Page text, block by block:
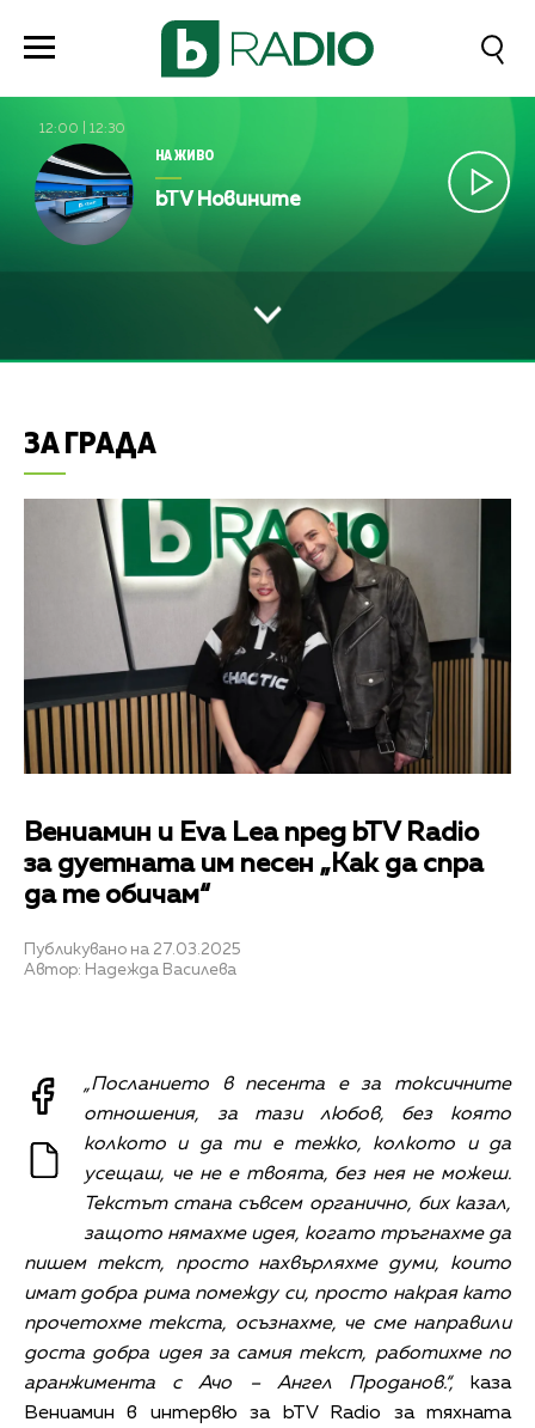
12:00 12:30
НА ЖИВО
bTV Новините
ЗА ГРАДА
Вениамин и Eva Lea пред bTV Radio
за дуетната им песен „Как да спра
да те обичам“
Публикувано на 27.03.2025
Автор: Надежда Василева
„Посланието в песента е за токсичните
отношения, за тази любов, без която
колкото и да ти е тежко, колкото и да
усещаш, че не е твоята, без нея не можеш.
Текстът стана съвсем органично, бих казал,
защото нямахме идея, когато тръгнахме да
пишем текст, просто нахвърляхме думи, които
имат добра рима помежду си, просто накрая като
прочетохме текста, осъзнахме, че сме направили
доста добра идея за самия текст, работихме по
аранжимента с Ачо – Ангел Проданов.“,каза
Вениамин в интервю за bTV Radio за тяхната